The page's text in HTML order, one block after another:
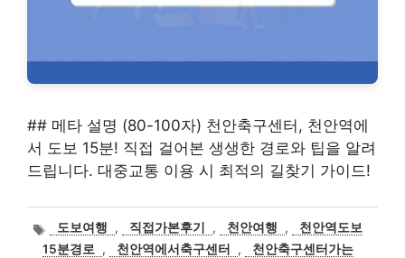
## 메타 설명 (80-100자) 천안축구센터, 천안역에
서 도보 15분! 직접 걸어본 생생한 경로와 팁을 알려
드립니다. 대중교통 이용 시 최적의 길찾기 가이드!
태
그
도보여행 , 직접가본후기 , 천안여행 ,
천안역도보
15분경로
, 천안역에서축구센터 ,
천안축구센터가는